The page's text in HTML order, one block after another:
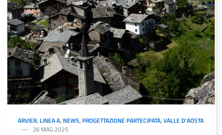
ARVIER, LINEA A, NEWS, PROGETTAZIONE PARTECIPATA, VALLE D'AOSTA
26 MAG 2025